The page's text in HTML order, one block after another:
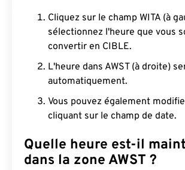
Cliquez sur le champ WITA (à
sélectionnez l'heure que vous
convertir en CIBLE.
L'heure dans AWST (à droite)
automatiquement.
Vous pouvez également
cliquant sur le champ de date.
Quelle heure est-il
dans la zone AWST ?